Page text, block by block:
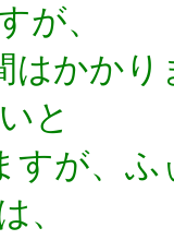
が、
はかか
と
すが、
、